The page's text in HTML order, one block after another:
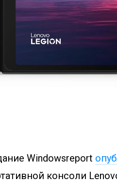
Windowsreport
консоли